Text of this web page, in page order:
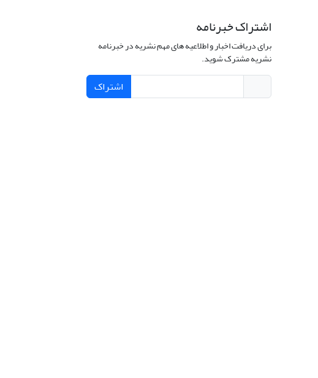
اشتراک خبرنامه
برای دریافت اخبار و اطلاعیه های مهم نشریه در خبرنامه
نشریه مشترک شوید.
اشتراک